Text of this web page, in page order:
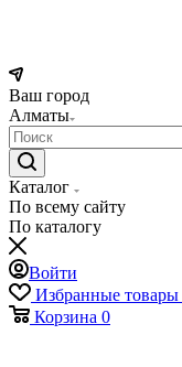
Ваш город
Алматы
Каталог
По всему сайту
По каталогу
Войти
Избранные товары
Корзина 0